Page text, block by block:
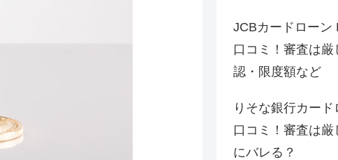
JCBカードローン
口コミ！審査は
認・限度額など
りそな銀行カー
口コミ！審査は
にバレる？